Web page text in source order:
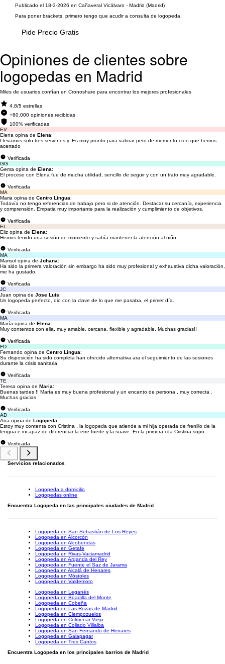
Publicado el 18-3-2026 en Cañaveral Vicálvaro - Madrid (Madrid)
Para poner brackets, primero tengo que acudir a consulta de logopeda.
Pide Precio Gratis
Opiniones de clientes sobre
logopedas en Madrid
Miles de usuarios confían en Cronoshare para encontrar los mejores profesionales
4.8/5 estrellas
+60.000 opiniones recibidas
100% verificadas
EV
Elena opina de Elena:
Llevamos solo tres sesiones y. Es muy pronto para valorar pero de momento creo que hemos
acertado
Verificada
GG
Gema opina de Elena:
El proceso con Elena fue de mucha utilidad, sencillo de seguir y con un trato muy agradable.
Verificada
MA
Maria opina de Centro Lingua:
Todavía no tengo referencias de trabajo pero si de atención. Destacar su cercanía, experiencia
y comprensión. Empatia muy importante para la realización y cumplimiento de objetivos.
Verificada
EL
Eliz opina de Elena:
Hemos tenido una sesión de momento y sabía mantener la atención al niño
Verificada
MA
Marisol opina de Johana:
Ha sido la primera valoración sin embargo ha sido muy profesional y exhaustiva dicha valoración,
me ha gustado.
Verificada
JC
Juan opina de Jose Luis:
Un logopeda perfecto, dio con la clave de lo que me pasaba, el primer día.
Verificada
MA
María opina de Elena:
Muy contentos con ella, muy amable, cercana, flexible y agradable. Muchas gracias!!
Verificada
FD
Fernando opina de Centro Lingua:
Su disposición ha sido completa han ofrecido alternativa ara el seguimiento de las sesiones
durante la crisis sanitaria.
Verificada
TE
Teresa opina de Maria:
Buenas tardes !! María es muy buena profesional y un encanto de persona , muy correcta .
Muchas gracias
Verificada
AD
Ana opina de Logopeda:
Estoy muy contenta con Cristina , la logopeda que atiende a mi hija operada de frenillo de la
lengua e incapaz de diferenciar la erre fuerte y la suave. En la primera cita Cristina supo...
Verificada
Servicios relacionados
Logopeda a domicilio
Logopedas online
Encuentra Logopeda en las principales ciudades de Madrid
Logopeda en San Sebastián de Los Reyes
Logopeda en Alcorcón
Logopeda en Alcobendas
Logopeda en Getafe
Logopeda en Rivas-Vaciamadrid
Logopeda en Arganda del Rey
Logopeda en Fuente el Saz de Jarama
Logopeda en Alcalá de Henares
Logopeda en Móstoles
Logopeda en Valdemoro
Logopeda en Leganés
Logopeda en Boadilla del Monte
Logopeda en Cobeña
Logopeda en Las Rozas de Madrid
Logopeda en Ciempozuelos
Logopeda en Colmenar Viejo
Logopeda en Collado Villalba
Logopeda en San Fernando de Henares
Logopeda en Galapagar
Logopeda en Tres Cantos
Encuentra Logopeda en los principales barrios de Madrid